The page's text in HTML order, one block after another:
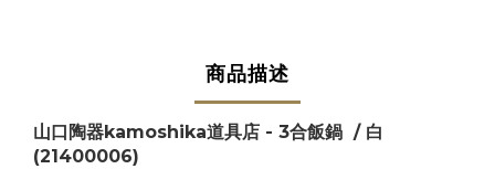
商品描述
山口陶器kamoshika道具店 - 3合飯鍋 / 白
(21400006)